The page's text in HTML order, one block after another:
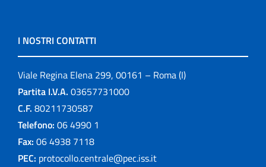
I NOSTRI CONTATTI
Viale Regina Elena 299, 00161 – Roma (I)
Partita I.V.A. 03657731000
C.F. 80211730587
Telefono: 06 4990 1
Fax: 06 4938 7118
PEC: protocollo.centrale@pec.iss.it